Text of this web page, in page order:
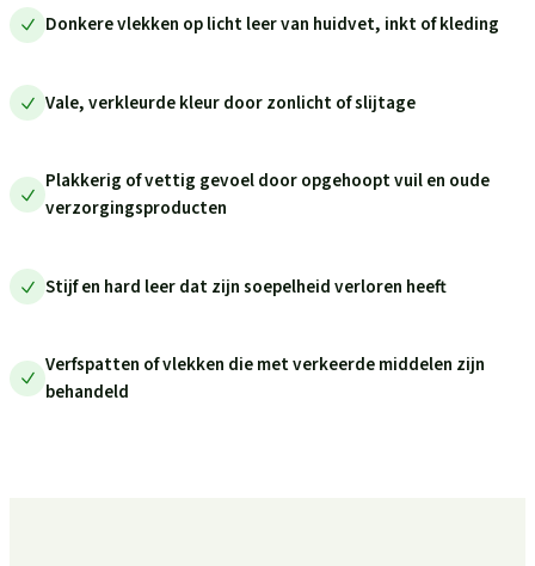
Donkere vlekken op licht leer van huidvet, inkt of kleding
Vale, verkleurde kleur door zonlicht of slijtage
Plakkerig of vettig gevoel door opgehoopt vuil en oude
verzorgingsproducten
Stijf en hard leer dat zijn soepelheid verloren heeft
Verfspatten of vlekken die met verkeerde middelen zijn
behandeld